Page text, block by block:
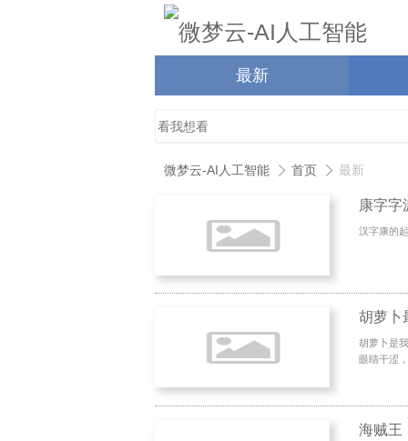
最新
微梦云-AI人工智能 首页 最新
康字字
汉字康的
胡萝卜是
眼睛干涩